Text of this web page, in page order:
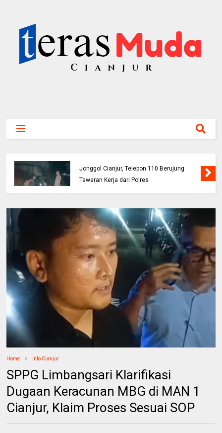
Jonggol Cianjur, Telepon 110 Berujung
Tawaran Kerja dari Polres
Home Info Cianjur
SPPG Limbangsari Klarifikasi
Dugaan Keracunan MBG di MAN 1
Cianjur, Klaim Proses Sesuai SOP